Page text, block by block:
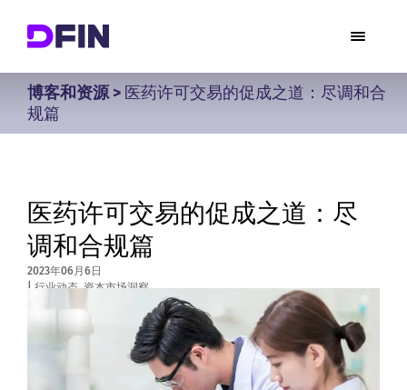
博客和资源> 医药许可交易的促成之道：尽调和合
规篇
医药许可交易的促成之道：尽
调和合规篇
2023年06月6日
| 行业动态,资本市场洞察